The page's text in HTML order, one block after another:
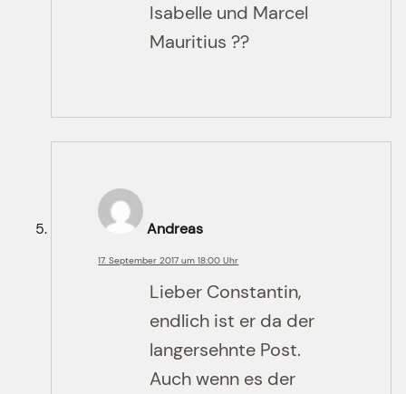
Isabelle und Marcel
Mauritius ??
Andreas
17. September 2017 um 18:00 Uhr
Lieber Constantin,
endlich ist er da der
langersehnte Post.
Auch wenn es der